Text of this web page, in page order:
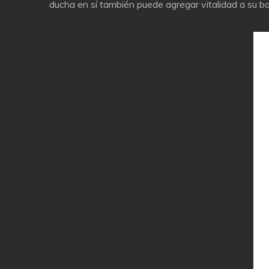
ducha en sí también puede agregar vitalidad a su